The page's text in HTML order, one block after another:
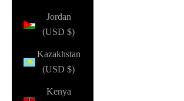
Jordan
(USD $)
Kazakhstan
(USD $)
Kenya